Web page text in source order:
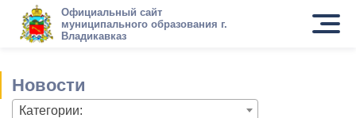
Официальный сайт
муниципального образования г.
Владикавказ
Новости
Категории: